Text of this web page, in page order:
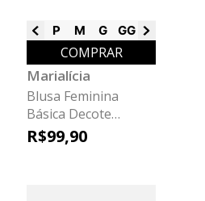
P M G GG G1
COMPRAR
Marialícia
Blusa Feminina
Básica Decote
Quadrado Marialícia
Branco
R$99,90